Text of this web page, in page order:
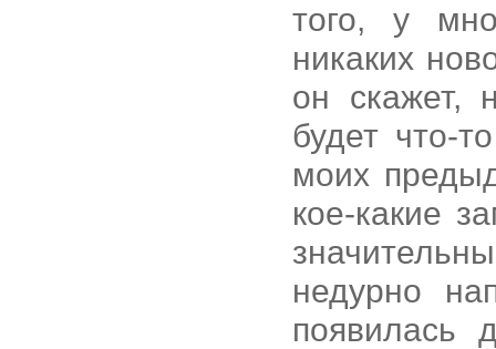
того, у
никаких
он скажет,
будет что-
моих
кое-какие
недурно
появилась